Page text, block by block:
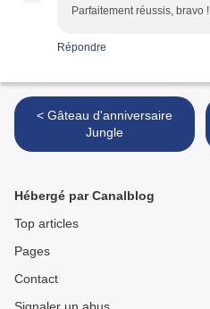
Parfaitement réussis, bravo !
Répondre
< Gâteau d'anniversaire
Jungle
Hébergé par Canalblog
Top articles
Pages
Contact